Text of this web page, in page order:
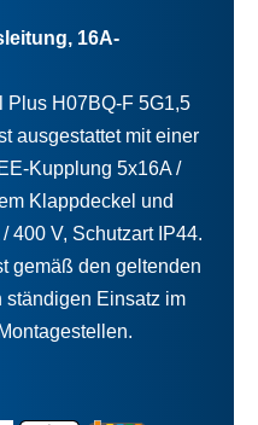
16A-
Plus H07BQ-F 5G1,5
ausgestattet mit einer
Kupplung 5x16A /
Klappdeckel und
400 V, Schutzart IP44.
gemäß den geltenden
ständigen Einsatz im